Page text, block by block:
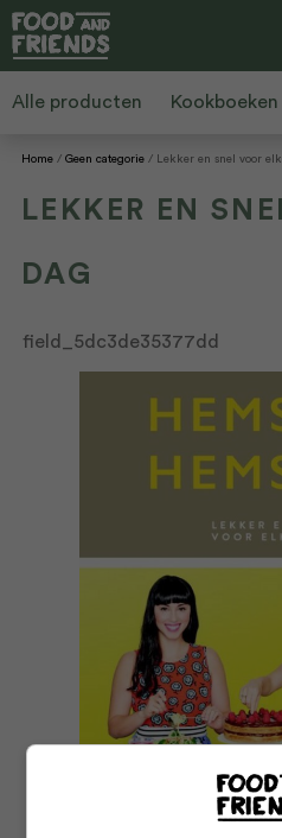
Alle producten Kookboeken
Home Geen categorie Lekker en snel voor
LEKKER EN
DAG
field_5dc3de35377dd